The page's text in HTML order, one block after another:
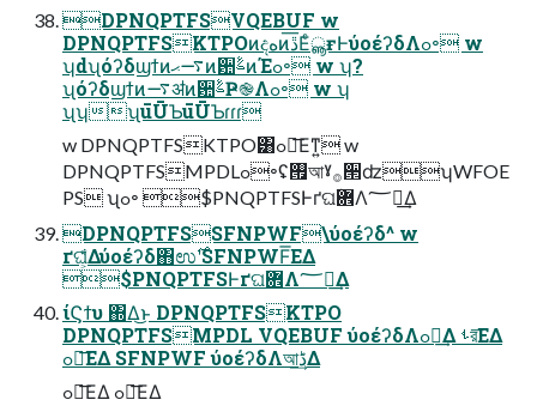
DPNQPTFSVQEBUF w
DPNQPTFSKTPOͷදهͷڐ͞ΕͨൣғͰύοέʔδΛߋ৽ w
ʮdʯόʔδϣϯͷ࠷ޙͷ਺ࣈͷΈߋ৽ w ʮ?
ʯόʔδϣϯͷ࠷ॳͷ਺ࣈҎ֎Λߋ৽ w ʮ
ʯʮʯūŪƄūŪƄɾɾɾ
w DPNQPTFSKTPO͸ߋ৽͞Εͳ͍ w
DPNQPTFSMPDLߋ৽ʢ࡟আˠ࡞੒ʣʮWFOE
PS ʯߋ৽ $PNQPTFSͰґଘؔ܎Λ؅ཧ͢Δ
DPNQPTFSSFNPWF\ύοέʔδ^ w
ґଘ͕͋Δύοέʔδ΋ಉ࣌ʹSFNPWF͞ΕΔ
$PNQPTFSͰґଘؔ܎Λ؅ཧ͢Δ
ίϚϯυ ΍Δ͜ͱ DPNQPTFSKTPO
DPNQPTFSMPDL VQEBUF ύοέʔδΛߋ৽͢Δ ࢀর͞ΕΔ
ߋ৽͞ΕΔ SFNPWF ύοέʔδΛআڈ͢Δ
ߋ৽͞ΕΔ ߋ৽͞ΕΔ